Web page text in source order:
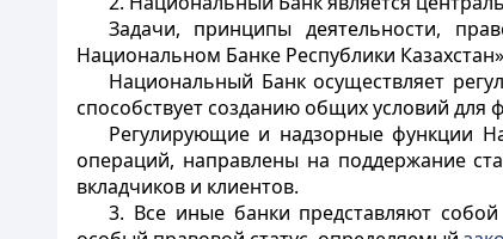
Задачи, принципы деятельности,
Национальном Банке Республики
Национальный Банк осуществляет
способствует созданию общих условий
Регулирующие и надзорные функции
операций, направлены на поддержание
вкладчиков и клиентов.
3. Все иные банки представляют